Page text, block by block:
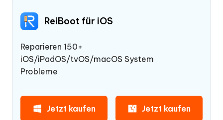
ReiBoot für iOS
Reparieren 150+
iOS/iPadOS/tvOS/macOS System
Probleme
Jetzt kaufen Jetzt kaufen